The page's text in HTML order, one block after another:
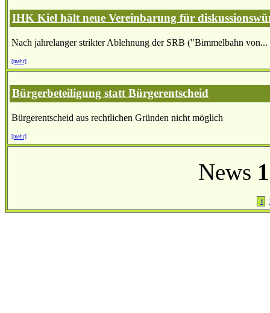
IHK Kiel hält neue Vereinbarung für
Nach jahrelanger strikter Ablehnung der SRB ("Bimmelbahn von...
[mehr]
Bürgerbeteiligung statt Bürgerentscheid
Bürgerentscheid aus rechtlichen Gründen nicht möglich
[mehr]
News
1